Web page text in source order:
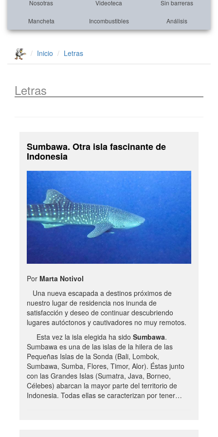
Nosotras Videoteca Sin barreras
Mancheta Incombustibles Análisis
Inicio Letras
Letras
Sumbawa. Otra isla fascinante de
Indonesia
Por Marta Notivol
Una nueva escapada a destinos próximos de
nuestro lugar de residencia nos inunda de
satisfacción y deseo de continuar descubriendo
lugares autóctonos y cautivadores no muy remotos.
Esta vez la isla elegida ha sido Sumbawa.
Sumbawa es una de las islas de la hilera de las
Pequeñas Islas de la Sonda (Bali, Lombok,
Sumbawa, Sumba, Flores, Timor, Alor). Éstas junto
con las Grandes Islas (Sumatra, Java, Borneo,
Célebes) abarcan la mayor parte del territorio de
Indonesia. Todas ellas se caracterizan por tener…